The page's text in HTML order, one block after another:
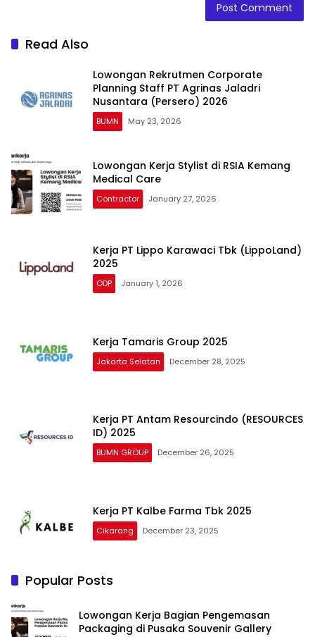
Read Also
Lowongan Rekrutmen Corporate
Planning Staff PT Agrinas Jaladri
Nusantara (Persero) 2026
BUMN May 23, 2026
Lowongan Kerja Stylist di RSIA Kemang
Medical Care
Contractor January 27, 2026
Kerja PT Lippo Karawaci Tbk (LippoLand)
2025
ODP January 1, 2026
Kerja Tamaris Group 2025
Jakarta Selatan December 28, 2025
Kerja PT Antam Resourcindo (RESOURCES
ID) 2025
BUMN GROUP December 26, 2025
Kerja PT Kalbe Farma Tbk 2025
Cikarang December 23, 2025
Popular Posts
Lowongan Kerja Bagian Pengemasan
Packaging di Pusaka Souvenir Gallery